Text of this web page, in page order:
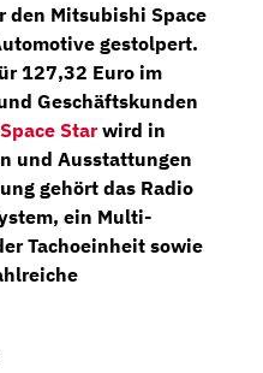
den Mitsubishi Space
gestolpert.
127,32 Euro im
Geschäftskunden
Starwird in
und Ausstattungen
gehört das Radio
ein Multi-
Tachoeinheit sowie